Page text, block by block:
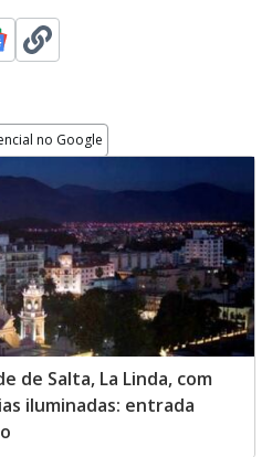
no Google
de Salta, La Linda, com
iluminadas: entrada